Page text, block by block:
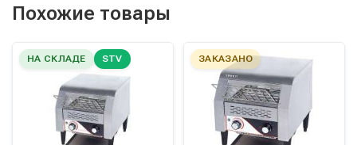
Похожие товары
НА СКЛАДЕ STV ЗАКАЗАНО